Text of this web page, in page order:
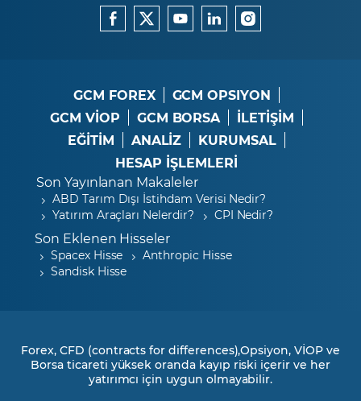
GCM FOREX
GCM OPSIYON
GCM VİOP
GCM BORSA
İLETİŞİM
EĞİTİM
ANALİZ
KURUMSAL
HESAP İŞLEMLERİ
Son Yayınlanan Makaleler
ABD Tarım Dışı İstihdam Verisi Nedir?
Yatırım Araçları Nelerdir?
CPI Nedir?
Son Eklenen Hisseler
Spacex Hisse
Anthropic Hisse
Sandisk Hisse
Forex, CFD (contracts for differences),Opsiyon, VİOP ve
Borsa ticareti yüksek oranda kayıp riski içerir ve her
yatırımcı için uygun olmayabilir.